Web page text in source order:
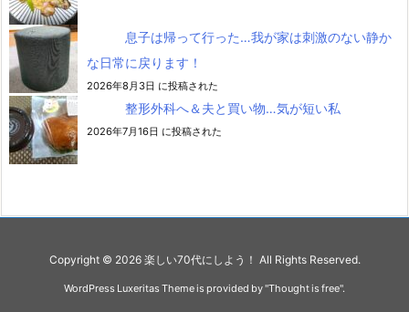
息子は帰って行った…我が家は刺激のない静か
な日常に戻ります！
2026年8月3日 に投稿された
整形外科へ＆夫と買い物…気が短い私
2026年7月16日 に投稿された
Copyright © 2026 楽しい70代にしよう！ All Rights Reserved.
WordPress Luxeritas Theme is provided by "Thought is free".